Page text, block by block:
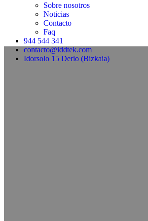
Sobre nosotros
Noticias
Contacto
Faq
944 544 341
contacto@iddtek.com
Idorsolo 15 Derio (Bizkaia)